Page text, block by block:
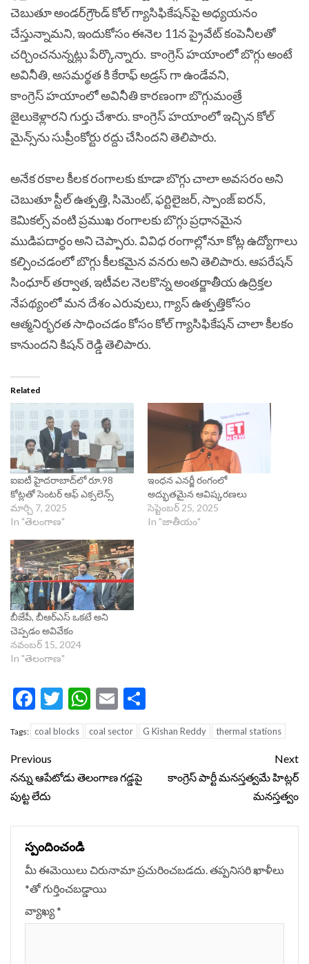
చెబుతూ అండర్‌గ్రౌండ్ కోల్‌ గ్యాసిఫికేషన్‌పై అధ్యయనం
చేస్తున్నామని, ఇందుకోసం ఈనెల 11న ప్రైవేట్ కంపెనీలతో
చర్చించనున్నట్లు పేర్కొన్నారు. కాంగ్రెస్ హయాంలో బొగ్గు అంటే
అవినీతి, అసమర్థత కి కేరాఫ్ అడ్రస్ గా ఉండేవని,
కాంగ్రెస్ హయాంలో అవినీతి కారణంగా బొగ్గుమంత్రే
జైలుకెళ్లారని గుర్తు చేశారు. కాంగ్రెస్‌ హయాంలో ఇచ్చిన కోల్‌
మైన్స్‌ను సుప్రీంకోర్టు రద్దు చేసిందని తెలిపారు.
అనేక రకాల కీలక రంగాలకు కూడా బొగ్గు చాలా అవసరం అని
చెబుతూ స్టీల్ ఉత్పత్తి, సిమెంట్, ఫర్టిలైజర్, స్పాంజ్ ఐరన్,
కెమికల్స్ వంటి ప్రముఖ రంగాలకు బొగ్గు ప్రధానమైన
ముడిపదార్ధం అని చెప్పారు. వివిధ రంగాల్లోనూ కోట్ల ఉద్యోగాలు
కల్పించడంలో బొగ్గు కీలకమైన వనరు అని తెలిపారు.ఆపరేషన్
సింధూర్ తర్వాత, ఇటీవల నెలకొన్న అంతర్జాతీయ ఉద్రిక్తల
నేపథ్యంలో మన దేశం ఎరువులు, గ్యాస్ ఉత్పత్తికోసం
ఆత్మనిర్భరత సాధించడం కోసం కోల్ గ్యాసిఫికేషన్ చాలా కీలకం
కానుందని కిషన్ రెడ్డి తెలిపారు.
Related
ఐఐటీ హైదరాబాద్‌లో రూ.98
కోట్లతో సెంటర్ ఆఫ్ ఎక్సలెన్స్
మార్చి 7, 2025
In "తెలంగాణ"
ఇంధన ఎనర్జీ రంగంలో
అద్భుతమైన ఆవిష్కరణలు
సెప్టెంబర్ 25, 2025
In "జాతీయం"
బీజేపీ, బీఆర్‌ఎస్ ఒకటే అని
చెప్పడం అవివేకం
నవంబర్ 15, 2024
In "తెలంగాణ"
Facebook
Twitter
WhatsApp
Email
Tags: coal blocks coal sector G Kishan Reddy thermal stations
Continue
Reading
Previous
నన్ను ఆపేటోడు తెలంగాణ గడ్డపై
పుట్ట లేదు
Next
కాంగ్రెస్ పార్టీ మనస్తత్వమే హిట్లర్
మనస్తత్వం
స్పందించండి
మీ ఈమెయిలు చిరునామా ప్రచురించబడదు.తప్పనిసరి ఖాళీలు
*‌తో గుర్తించబడ్డాయి
వ్యాఖ్య*